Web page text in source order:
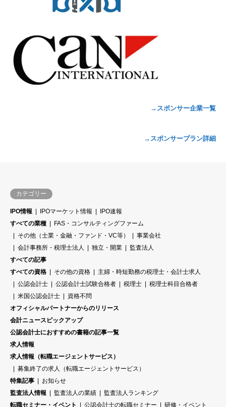
→スポンサー企業一覧
→スポンサープラン詳細
カテゴリー
IPO情報 IPOマーケット情報
IPO速報
すべての業種
FAS・コンサルティングファーム
その他（士業・金融・ファンド・VC等）
事業会社
会計事務所・税理士法人
独立・開業
監査法人
すべての記事
すべての資格
その他の資格
主婦・時短勤務の税理士・会計士求人
公認会計士
公認会計士試験合格者 税理士
税理士科目合格者
米国公認会計士
資格不問
オフィシャルパートナーからのリリース
会計ニュースピックアップ
公認会計士におすすめの書籍の記事一覧
求人情報
求人情報（転職エージェントサービス）
募集終了の求人（転職エージェントサービス）
特集記事
お知らせ
監査法人情報
監査法人の業績
監査法人ランキング
転職セミナー・イベント
公認会計士の転職セミナー
研修・イベント